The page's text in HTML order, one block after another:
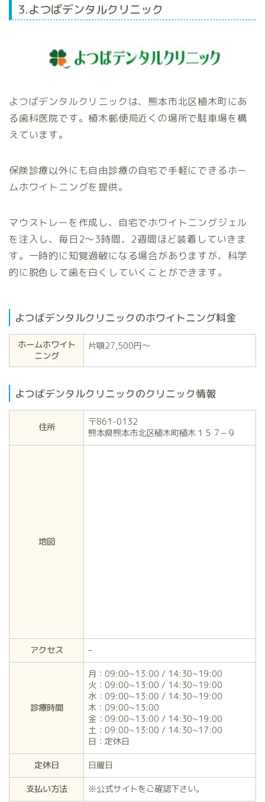
3.よつばデンタルクリニック
よつばデンタルクリニックは、熊本市北区植木町にあ
る歯科医院です。植木郵便局近くの場所で駐車場を構
えています。
保険診療以外にも自由診療の自宅で手軽にできるホー
ムホワイトニングを提供。
マウストレーを作成し、自宅でホワイトニングジェル
を注入し、毎日2〜3時間、2週間ほど装着していきま
す。一時的に知覚過敏になる場合がありますが、科学
的に脱色して歯を白くしていくことができます。
よつばデンタルクリニックのホワイトニング料金
ホームホワイト
ニング
片顎27,500円〜
よつばデンタルクリニックのクリニック情報
住所
〒861-0132
熊本県熊本市北区植木町植木１５７−９
地図
アクセス –
診療時間
月：09:00~13:00 / 14:30~19:00
火：09:00~13:00 / 14:30~19:00
水：09:00~13:00 / 14:30~19:00
木：09:00~13:00
金：09:00~13:00 / 14:30~19:00
土：09:00~13:00 / 14:30~17:00
日：定休日
定休日
日曜日
支払い方法
※公式サイトをご確認下さい。